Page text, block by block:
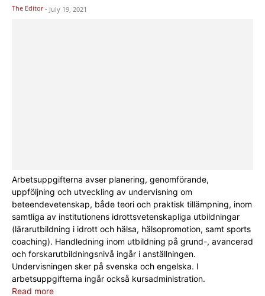
The Editor - July 19, 2021
Arbetsuppgifterna avser planering, genomförande,
uppföljning och utveckling av undervisning om
beteendevetenskap, både teori och praktisk tillämpning, inom
samtliga av institutionens idrottsvetenskapliga utbildningar
(lärarutbildning i idrott och hälsa, hälsopromotion, samt sports
coaching). Handledning inom utbildning på grund-, avancerad
och forskarutbildningsnivå ingår i anställningen.
Undervisningen sker på svenska och engelska. I
arbetsuppgifterna ingår också kursadministration.
Read more